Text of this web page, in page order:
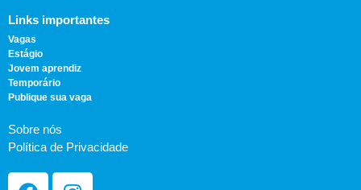
Links importantes
Vagas
Estágio
Jovem aprendiz
Temporário
Publique sua vaga
Sobre nós
Política de Privacidade